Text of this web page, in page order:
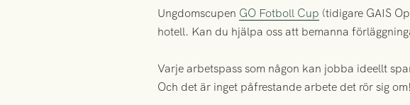
Ungdomscupen GO Fotboll Cup (tidigare GAIS
hotell. Kan du hjälpa oss att bemanna
Varje arbetspass som någon kan jobba ideellt
Och det är inget påfrestande arbete det rör sig om!